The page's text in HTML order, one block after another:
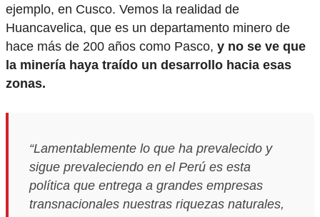
ejemplo, en Cusco. Vemos la realidad de
Huancavelica, que es un departamento minero de
hace más de 200 años como Pasco, y no se ve que
la minería haya traído un desarrollo hacia esas
zonas.
“Lamentablemente lo que ha prevalecido y
sigue prevaleciendo en el Perú es esta
política que entrega a grandes empresas
transnacionales nuestras riquezas naturales,